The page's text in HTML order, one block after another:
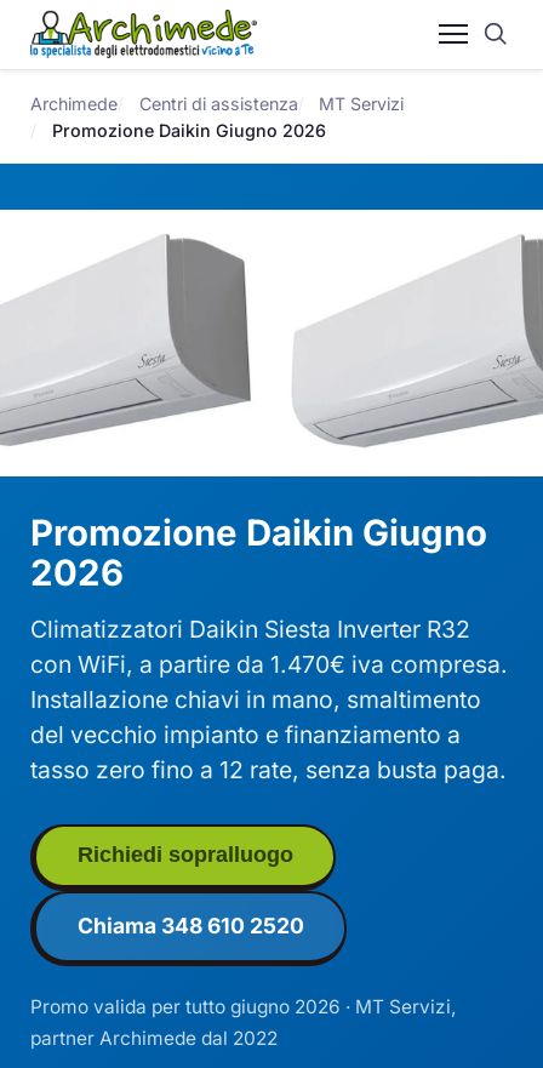
Archimede Centri di assistenza
MT Servizi
Promozione Daikin Giugno 2026
Promozione Daikin Giugno
2026
Climatizzatori Daikin Siesta Inverter R32
con WiFi, a partire da 1.470€ iva compresa.
Installazione chiavi in mano, smaltimento
del vecchio impianto e finanziamento a
tasso zero fino a 12 rate, senza busta paga.
Richiedi sopralluogo
Chiama 348 610 2520
Promo valida per tutto giugno 2026 · MT Servizi,
partner Archimede dal 2022